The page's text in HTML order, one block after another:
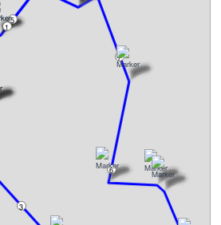
6
1
3
7
5